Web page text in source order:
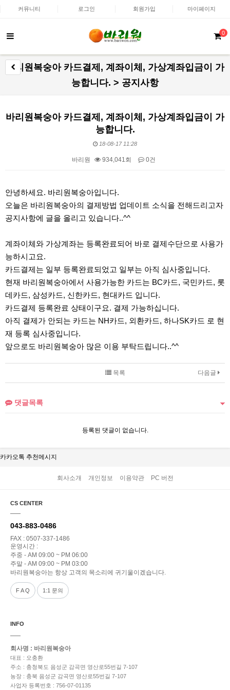
커뮤니티 로그인 회원가입 마이페이지
0
바리원복숭아 카드결제, 계좌이체, 가상계좌입금이 가
능합니다. > 공지사항
바리원복숭아 카드결제, 계좌이체, 가상계좌입금이 가
능합니다.
18-08-17 11:28
바리원 934,041회 0건
안녕하세요. 바리원복숭아입니다.
오늘은 바리원복숭아의 결제방법 업데이트 소식을 전해드리고자
공지사항에 글을 올리고 있습니다..^^
계좌이체와 가상계좌는 등록완료되어 바로 결제수단으로 사용가
능하시고요.
카드결제는 일부 등록완료되었고 일부는 아직 심사중입니다.
현재 바리원복숭아에서 사용가능한 카드는 BC카드, 국민카드, 롯
데카드, 삼성카드, 신한카드, 현대카드 입니다.
카드결제 등록완료 상태이구요. 결제 가능하십니다.
아직 결제가 안되는 카드는 NH카드, 외환카드, 하나SK카드 로 현
재 등록 심사중입니다.
앞으로도 바리원복숭아 많은 이용 부탁드립니다..^^
다음글
목록
댓글목록
등록된 댓글이 없습니다.
카카오톡 추천메시지
회사소개 개인정보 이용약관 PC 버전
CS CENTER
043-883-0486
FAX : 0507-337-1486
운영시간 :
주중 - AM 09:00 ~ PM 06:00
주말 - AM 09:00 ~ PM 03:00
바리원복숭아는 항상 고객의 목소리에 귀기울이겠습니다.
F A Q 1:1 문의
INFO
회사명 : 바리원복숭아
대표 : 오충환
주소 : 충청북도 음성군 감곡면 영산로55번길 7-107
농장 : 충북 음성군 감곡면 영산로55번길 7-107
사업자 등록번호 : 756-07-01135